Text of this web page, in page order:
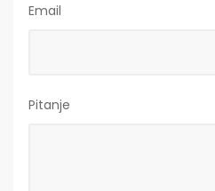
Email
Pitanje